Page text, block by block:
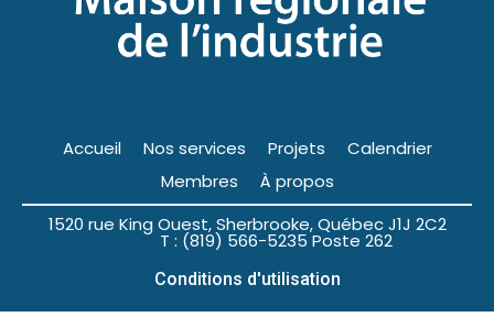
Accueil Nos services Projets
Calendrier
Membres
À propos
1520 rue King Ouest, Sherbrooke, Québec J1J 2C2
T : (819) 566-5235 Poste 262
Conditions d'utilisation